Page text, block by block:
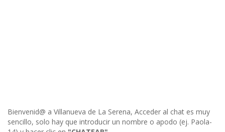
Bienvenid@ a Villanueva de La Serena, Acceder al chat es muy
sencillo, solo hay que introducir un nombre o apodo (ej. Paola-